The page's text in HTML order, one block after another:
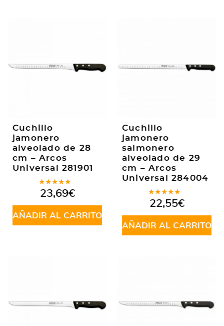
Cuchillo
jamonero
alveolado de 28
cm – Arcos
Universal 281901
Valorado
en5.00de
5
23,69€
AÑADIR AL CARRITO
Cuchillo
jamonero
salmonero
alveolado de 29
cm – Arcos
Universal 284004
Valorado
en5.00de
5
22,55€
AÑADIR AL CARRITO